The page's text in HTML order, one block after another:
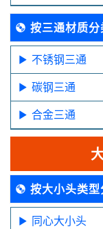
按三通材质分
不锈钢三通
碳钢三通
合金三通
按大小头类型
同心大小头